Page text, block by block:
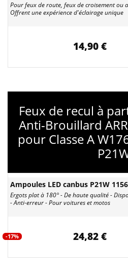
Pour feux de route, feux de croisement ou
Offrent une expérience d'éclairage unique
14,90 €
Feux de recul à
Anti-Brouillard
pour Classe A
Ampoules LED canbus P21W
Ergots plat à 180° - De haute qualité -
- Anti-erreur - Pour voitures et motos
-17% 24,82 €